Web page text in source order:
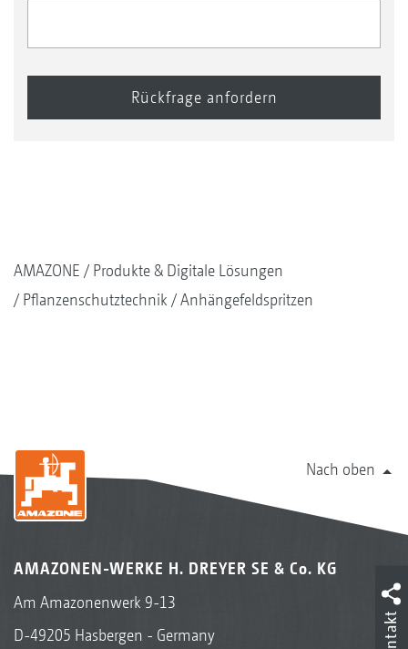
AMAZONE
Produkte & Digitale Lösungen
Pflanzenschutztechnik
Anhängefeldspritzen
Nach oben
AMAZONEN-WERKE H. DREYER SE & Co. KG
Am Amazonenwerk 9-13
D-49205 Hasbergen - Germany